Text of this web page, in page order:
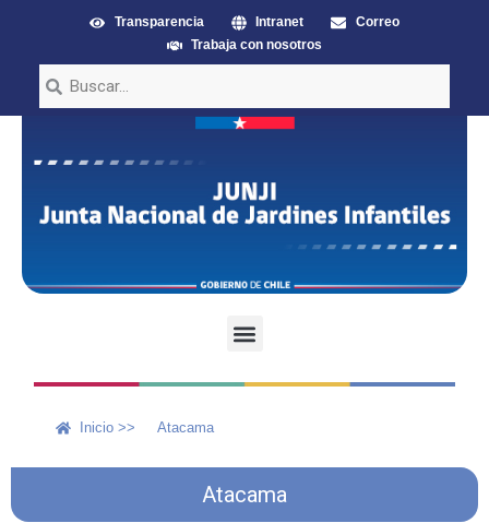
Transparencia Intranet
Correo
Trabaja con nosotros
Inicio >> Atacama
Atacama